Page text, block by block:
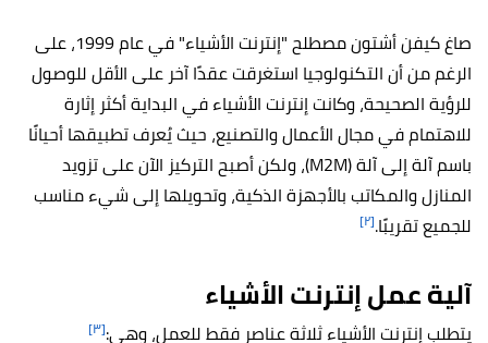
صاغ كيفن أشتون مصطلح "إنترنت الأشياء" في عام 1999، على
الرغم من أن التكنولوجيا استغرقت عقدًا آخر على الأقل للوصول
للرؤية الصحيحة، وكانت إنترنت الأشياء في البداية أكثر إثارة
للاهتمام في مجال الأعمال والتصنيع، حيث يُعرف تطبيقها أحيانًا
باسم آلة إلى آلة (M2M)، ولكن أصبح التركيز الآن على تزويد
المنازل والمكاتب بالأجهزة الذكية، وتحويلها إلى شيء مناسب
للجميع تقريبًا.[٢]
آلية عمل إنترنت الأشياء
يتطلب إنترنت الأشياء ثلاثة عناصر فقط للعمل، وهي:[٣]